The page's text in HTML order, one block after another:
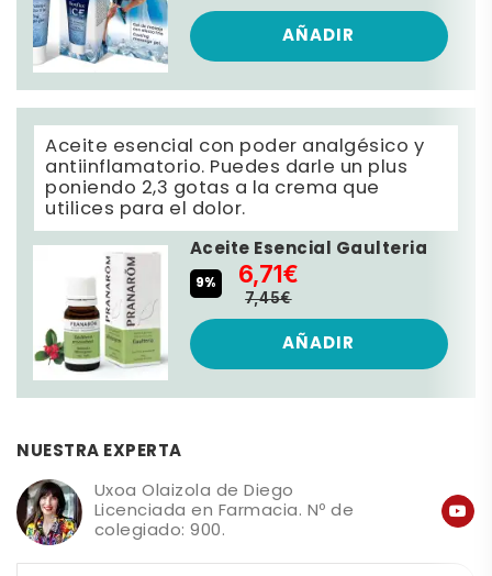
AÑADIR
Aceite esencial con poder analgésico y
antiinflamatorio. Puedes darle un plus
poniendo 2,3 gotas a la crema que
utilices para el dolor.
Aceite Esencial Gaulteria
9% 6,71€
7,45€
AÑADIR
NUESTRA EXPERTA
Uxoa Olaizola de Diego
Licenciada en Farmacia. Nº de
colegiado: 900.